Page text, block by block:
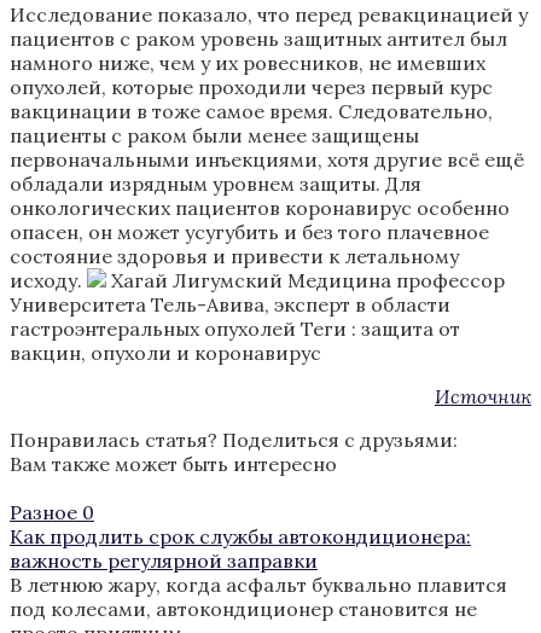
Исследование показало, что перед ревакцинацией у
пациентов с раком уровень защитных антител был
намного ниже, чем у их ровесников, не имевших
опухолей, которые проходили через первый курс
вакцинации в тоже самое время. Следовательно,
пациенты с раком были менее защищены
первоначальными инъекциями, хотя другие всё ещё
обладали изрядным уровнем защиты. Для
онкологических пациентов коронавирус особенно
опасен, он может усугубить и без того плачевное
состояние здоровья и привести к летальному
исходу.
Хагай Лигумский Медицина профессор
Университета Тель-Авива, эксперт в области
гастроэнтеральных опухолей Теги : защита от
вакцин, опухоли и коронавирус
Источник
Понравилась статья? Поделиться с друзьями:
Вам также может быть интересно
Разное 0
Как продлить срок службы автокондиционера:
важность регулярной заправки
В летнюю жару, когда асфальт буквально плавится
под колесами, автокондиционер становится не